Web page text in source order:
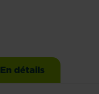
En détails